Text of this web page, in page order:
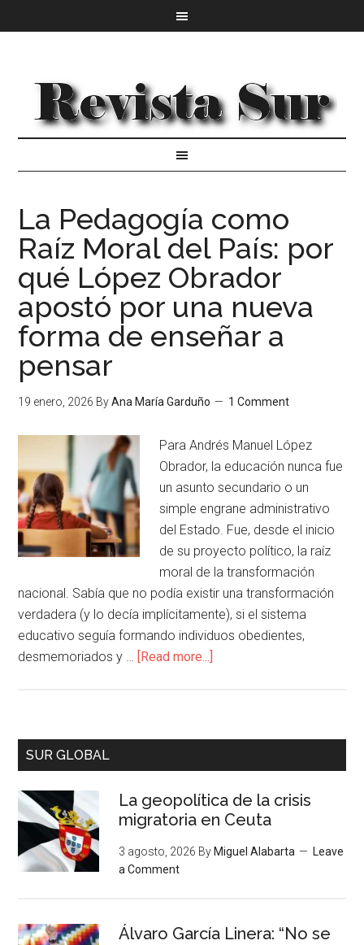
La Pedagogía como
Raíz Moral del País: por
qué López Obrador
apostó por una nueva
forma de enseñar a
pensar
19 enero, 2026 ByAna María Garduño 1 Comment
Para Andrés Manuel López
Obrador, la educación nunca fue
un asunto secundario o un
simple engrane administrativo
del Estado. Fue, desde el inicio
de su proyecto político, la raíz
moral de la transformación
nacional. Sabía que no podía existir una transformación
verdadera (y lo decía implícitamente), si el sistema
educativo seguía formando individuos obedientes,
desmemoriados y … [Read more...]
SUR GLOBAL
La geopolítica de la crisis
migratoria en Ceuta
3 agosto, 2026 By Miguel Alabarta
Leave
a Comment
Álvaro García Linera: “No se